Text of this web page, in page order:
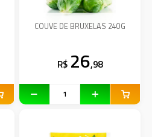
COUVE DE BRUXELAS 240G
R$ 26,98